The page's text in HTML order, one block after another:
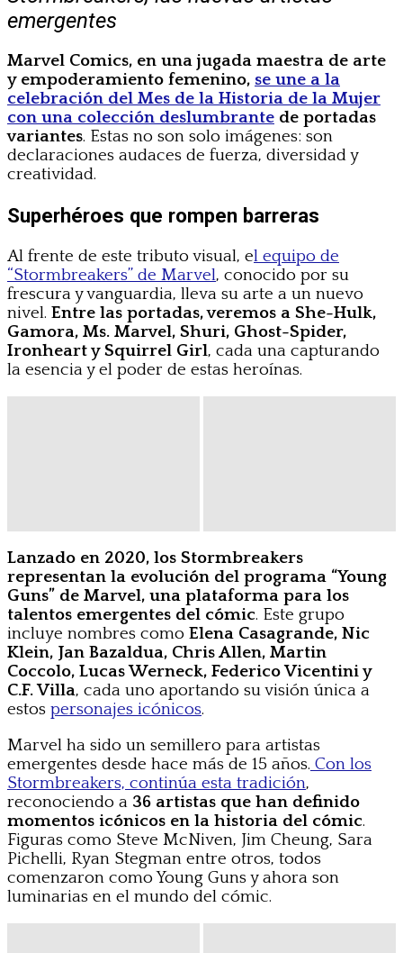
emergentes
Marvel Comics, en una jugada maestra de arte
y empoderamiento femenino, se une a la
celebración del Mes de la Historia de la Mujer
con una colección deslumbrante de portadas
variantes. Estas no son solo imágenes: son
declaraciones audaces de fuerza, diversidad y
creatividad.
Superhéroes que rompen barreras
Al frente de este tributo visual, el equipo de
“Stormbreakers” de Marvel, conocido por su
frescura y vanguardia, lleva su arte a un nuevo
nivel. Entre las portadas, veremos a She-Hulk,
Gamora, Ms. Marvel, Shuri, Ghost-Spider,
Ironheart y Squirrel Girl, cada una capturando
la esencia y el poder de estas heroínas.
Lanzado en 2020, los Stormbreakers
representan la evolución del programa “Young
Guns” de Marvel, una plataforma para los
talentos emergentes del cómic. Este grupo
incluye nombres como Elena Casagrande, Nic
Klein, Jan Bazaldua, Chris Allen, Martin
Coccolo, Lucas Werneck, Federico Vicentini y
C.F. Villa, cada uno aportando su visión única a
estos personajes icónicos.
Marvel ha sido un semillero para artistas
emergentes desde hace más de 15 años. Con los
Stormbreakers, continúa esta tradición,
reconociendo a 36 artistas que han definido
momentos icónicos en la historia del cómic.
Figuras como Steve McNiven, Jim Cheung, Sara
Pichelli, Ryan Stegman entre otros, todos
comenzaron como Young Guns y ahora son
luminarias en el mundo del cómic.